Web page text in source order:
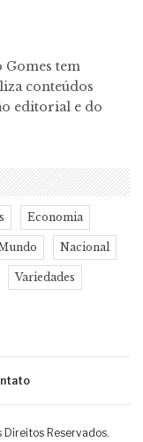
Gomes tem
conteúdos
editorial e do
Economia
Nacional
Variedades
Direitos Reservados.